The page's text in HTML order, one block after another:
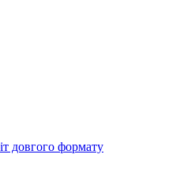
довгого формату